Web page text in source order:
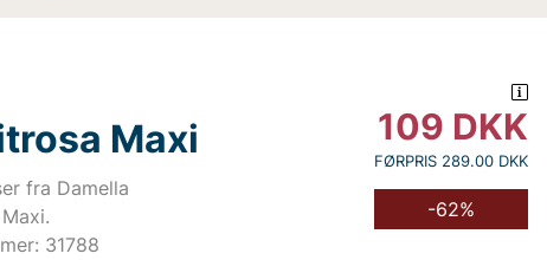
Maxi
fra Damella
31788
109 DKK
FØRPRIS 289.00 DKK
-62%